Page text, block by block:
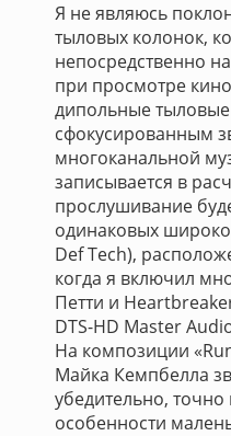
Я не являюсь
тыловых колонок,
непосредственно
при просмотре
дипольные
сфокусированным
многоканальной
записывается в
прослушивание
одинаковых
Def Tech),
когда я включил
Петти и
DTS-HD Master
На композиции
Майка Кемпбелла
убедительно, точно
особенности